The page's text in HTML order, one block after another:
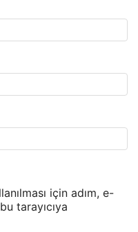
için adım, e-
tarayıcıya